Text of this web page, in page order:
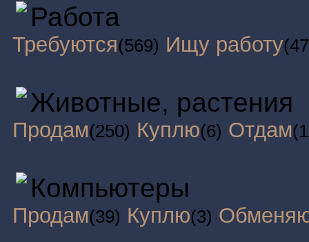
Работа
Требуются(569) Ищу работу
Животные, растения
Продам(250) Куплю(6) Отдам
Компьютеры
Продам(39) Куплю(3)